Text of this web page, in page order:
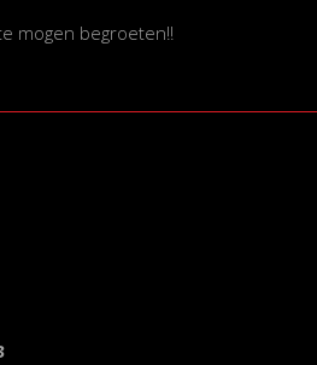
mogen begroeten!!